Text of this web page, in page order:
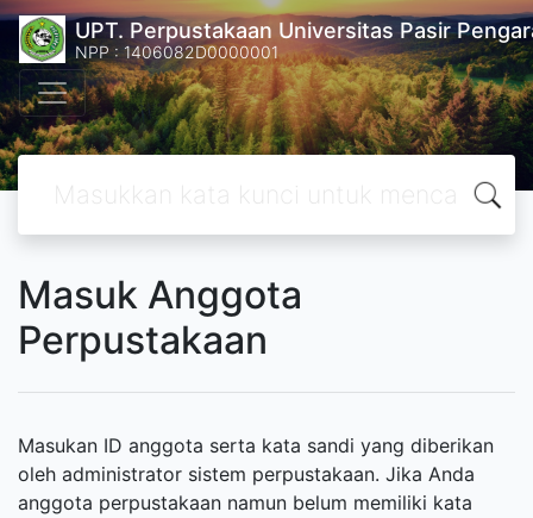
UPT. Perpustakaan Universitas Pasir
NPP : 1406082D0000001
Masuk Anggota
Perpustakaan
Masukan ID anggota serta kata sandi yang diberikan
oleh administrator sistem perpustakaan. Jika Anda
anggota perpustakaan namun belum memiliki kata